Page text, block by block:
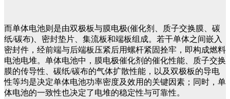
而单体电池则是由双极板与膜电极(催化剂、质子交换膜、碳
纸/碳布)、密封垫片、集流板和端板组成。若干单体之间嵌入
密封件，经前端与后端板压紧后用螺杆紧固拴牢，即构成燃料
电池电堆。单体电池中，膜电极催化剂的催化性能、质子交换
膜的传导性、碳纸/碳布的气体扩散性能，以及双极板的导电
性等均是决定单体电池功率密度及效用的关键因素；同时，单
体电池的一致性也决定了电堆的稳定性与可靠性。